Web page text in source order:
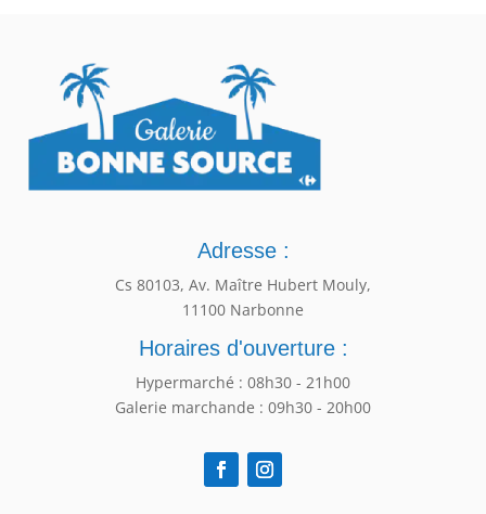
Adresse :
Cs 80103, Av. Maître Hubert Mouly,
11100 Narbonne
Horaires d'ouverture :
Hypermarché : 08h30 - 21h00
Galerie marchande : 09h30 - 20h00